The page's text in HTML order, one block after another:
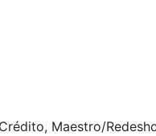
Maestro/